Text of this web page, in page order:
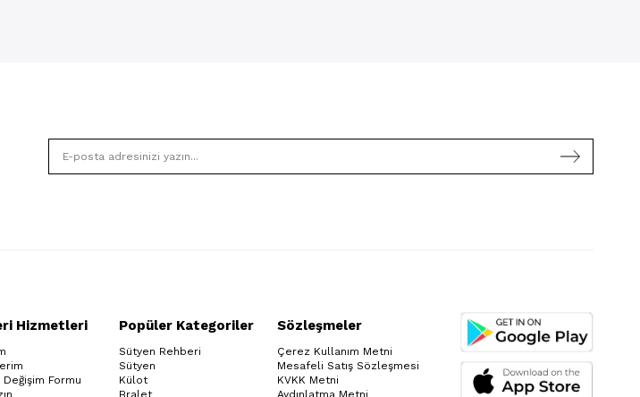
Hizmetleri
Formu
Popüler Kategoriler
Sütyen Rehberi
Sütyen
Külot
Bralet
Sözleşmeler
Çerez Kullanım Metni
Mesafeli Satış Sözleşmesi
KVKK Metni
Aydınlatma Metni